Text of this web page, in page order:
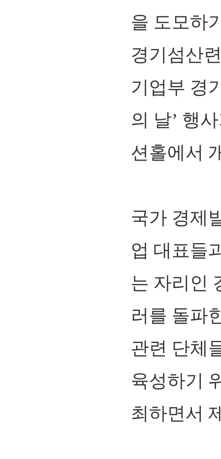
을 도모하
경기섬산
기업부 경
의 날’ 행
션홀에서
국가 경제
업 대표들
는 자리인
러를 돌파
관련 단체
육성하기
최하면서